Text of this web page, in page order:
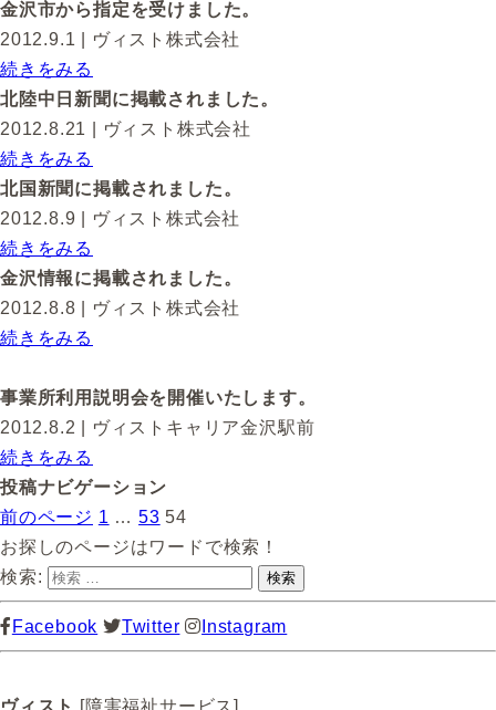
金沢市から指定を受けました。
2012.9.1 | ヴィスト株式会社
続きをみる
北陸中日新聞に掲載されました。
2012.8.21
| ヴィスト株式会社
続きをみる
北国新聞に掲載されました。
2012.8.9 | ヴィスト株式会社
続きをみる
金沢情報に掲載されました。
2012.8.8 | ヴィスト株式会社
続きをみる
事業所利用説明会を開催いたします。
2012.8.2 | ヴィストキャリア金沢駅前
続きをみる
投稿ナビゲーション
前のページ 1 … 53 54
お探しのページはワードで検索！
検索:
Facebook Twitter Instagram
ヴィスト [障害福祉サービス]